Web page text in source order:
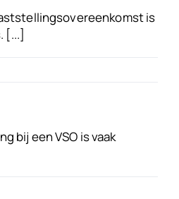
is
[...]
bij een VSO is vaak